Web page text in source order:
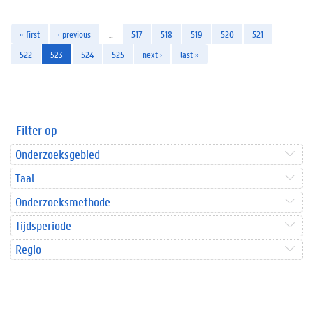
« first ‹ previous 517 518 519 520
521
522
523 524 525 next › last »
Filter op
Onderzoeksgebied
Taal
Onderzoeksmethode
Tijdsperiode
Regio